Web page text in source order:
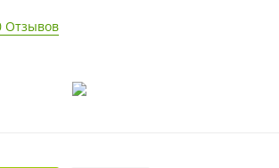
Отзывов